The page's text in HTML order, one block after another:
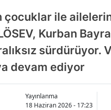
çocuklar ile
Kurban
devam ediyor
Yayınlanma
18 Haziran 2026 - 17:23